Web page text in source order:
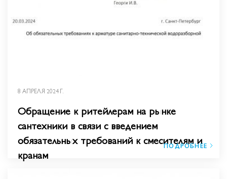
8 АПРЕЛЯ 2024 Г.
Обращение к ритейлерам на рынке
сантехники в связи с введением
обязательных требований к смесителям и
кранам
ПОДРОБНЕЕ